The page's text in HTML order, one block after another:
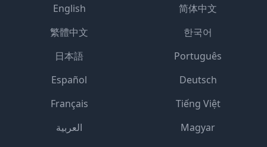
English
简体中文
繁體中文
한국어
日本語
Português
Español
Deutsch
Français
Tiếng Việt
العربية
Magyar